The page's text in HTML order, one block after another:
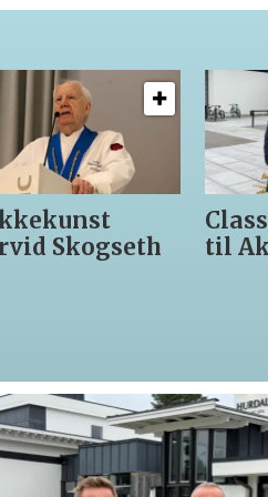
Classic Norway Hotels
til Akershus